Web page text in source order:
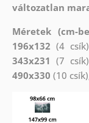
változatlan
Méretek (cm-
196x132 (4
343x231 (7
490x330 (10